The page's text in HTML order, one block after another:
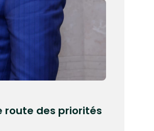
route des priorités